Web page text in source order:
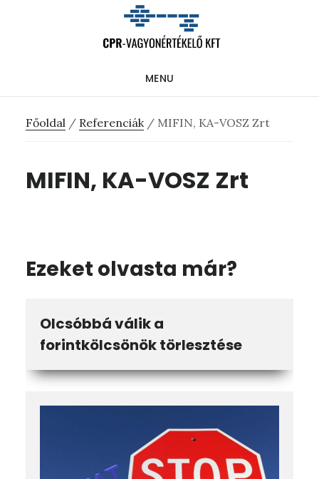
content
oldalsávhoz
MENU
Főoldal / Referenciák /MIFIN, KA-VOSZ Zrt
MIFIN, KA-VOSZ Zrt
Ezeket olvasta már?
Olcsóbbá válik a
forintkölcsönök törlesztése